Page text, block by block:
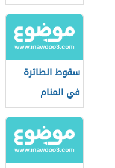
رمضان
سقوط الطائرة
في المنام